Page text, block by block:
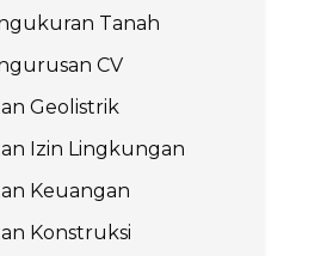
Tanah
CV
Geolistrik
Izin Lingkungan
Keuangan
Konstruksi